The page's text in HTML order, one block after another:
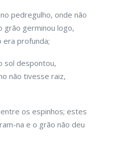
pedregulho, onde não
grão germinou logo,
era profunda;
sol despontou,
não tivesse raiz,
os espinhos; estes
na e o grão não deu